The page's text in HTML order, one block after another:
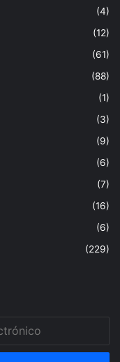
(4)
(12)
(61)
(88)
(1)
(3)
(9)
(6)
(7)
(16)
(6)
(229)